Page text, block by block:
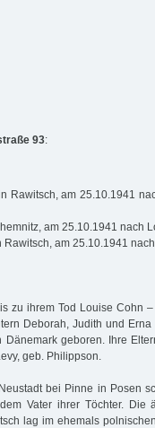
93:
Rawitsch, am 25.10.1941
am 25.10.1941 nach
Rawitsch, am 25.10.1941
zu ihrem Tod Louise Cohn
Deborah, Judith und Erna
geboren. Ihre
geb. Philippson.
bei Pinne in Posen
Vater ihrer Töchter. Die
lag im ehemals